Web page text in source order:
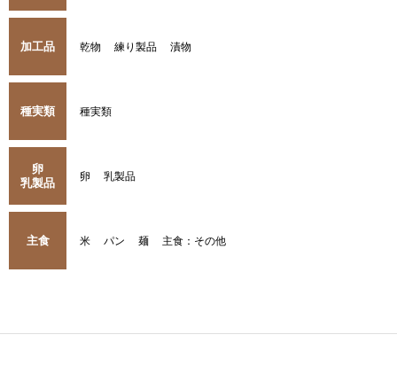
加工品 乾物 練り製品 漬物
種実類 種実類
卵
乳製品
卵 乳製品
主食 米 パン 麺 主食：その他